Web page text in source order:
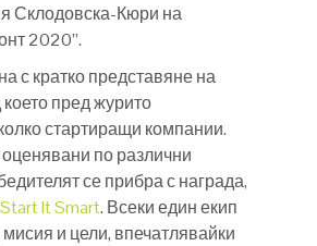
Склодовска-Кюри на
2020”.
с кратко представяне на
пред журито
стартиращи компании.
по различни
се прибра с награда,
Start It Smart. Всеки един екип
и цели, впечатлявайки